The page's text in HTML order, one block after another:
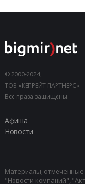
© 2000-2024,
ТОВ «КЕПРЕЙТ ПАРТНЕРС».
Все права защищены.
Афиша
Новости
Материалы, отмеченные
"Новости компаний",